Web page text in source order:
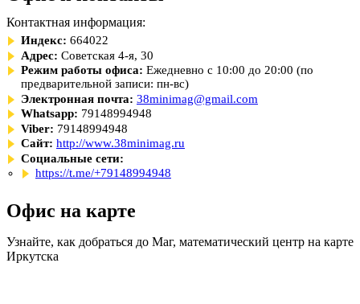
Контактная информация:
Индекс: 664022
Адрес: Советская 4-я, 30
Режим работы офиса: Ежедневно с 10:00 до 20:00 (по
предварительной записи: пн-вс)
Электронная почта: 38minimag@gmail.com
Whatsapp: 79148994948
Viber: 79148994948
Сайт: http://www.38minimag.ru
Социальные сети:
https://t.me/+79148994948
Офис на карте
Узнайте, как добраться до Маг, математический центр на карте
Иркутска